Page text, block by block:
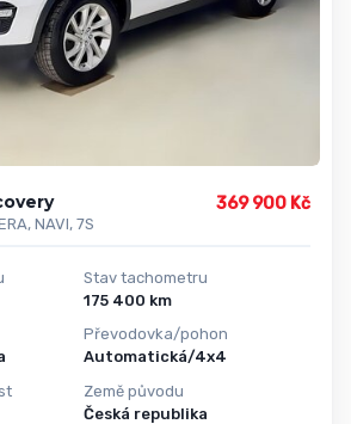
NAVI, 7S
369 900 Kč
Stav tachometru
175 400 km
Převodovka/pohon
Automatická/4x4
Země původu
Česká republika